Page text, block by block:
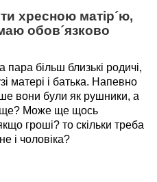
хресною матір´ю,
обов´язково
більш близькі родичі,
матері і батька. Напевно
вони були як рушники, а
Може ще щось
гроші? то скільки треба
і чоловіка?